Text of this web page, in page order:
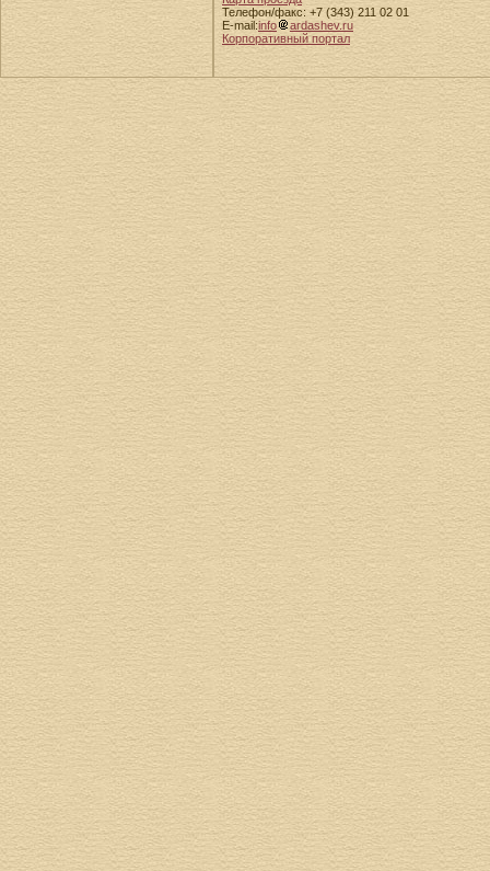
Телефон/факс: +7 (343) 211 02 01
E-mail:info
ardashev.ru
Корпоративный портал